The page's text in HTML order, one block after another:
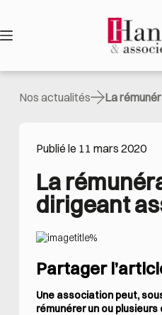
contenu
Nos actualités La
Publié le 11 mars 2020
La
dirigeant
Partager
Une association peut,
rémunérer un ou